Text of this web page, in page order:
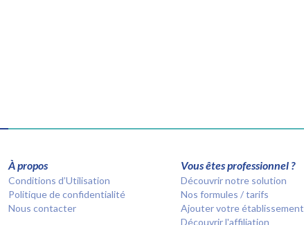
À propos
Conditions d’Utilisation
Politique de confidentialité
Nous contacter
Vous êtes professionnel ?
Découvrir notre solution
Nos formules / tarifs
Ajouter votre établissement
Découvrir l'affiliation